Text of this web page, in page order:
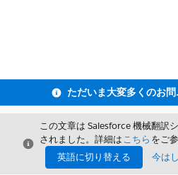
ただいま大変
閉じる
この文章は Salesforce 機械翻訳
されました。詳細はこちら をご
英語に切り替える
今は